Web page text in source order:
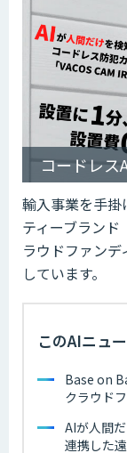
コードレス
輸入事業を手掛
ティーブランド
ラウドファン
しています。
このAIニュ
Base on
クラウド
AIが人間
連携した